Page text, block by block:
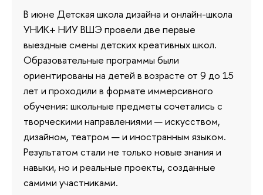
В июне Детская школа дизайна и онлайн-школа
УНИК+ НИУ ВШЭ провели две первые
выездные смены детских креативных школ.
Образовательные программы были
ориентированы на детей в возрасте от 9 до 15
лет и проходили в формате иммерсивного
обучения: школьные предметы сочетались с
творческими направлениями — искусством,
дизайном, театром — и иностранным языком.
Результатом стали не только новые знания и
навыки, но и реальные проекты, созданные
самими участниками.